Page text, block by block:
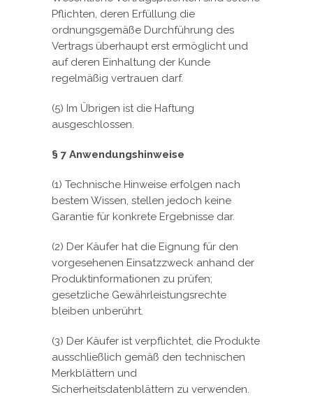
Pflichten, deren Erfüllung die
ordnungsgemäße Durchführung des
Vertrags überhaupt erst ermöglicht und
auf deren Einhaltung der Kunde
regelmäßig vertrauen darf.
(5) Im Übrigen ist die Haftung
ausgeschlossen.
§ 7 Anwendungshinweise
(1) Technische Hinweise erfolgen nach
bestem Wissen, stellen jedoch keine
Garantie für konkrete Ergebnisse dar.
(2) Der Käufer hat die Eignung für den
vorgesehenen Einsatzzweck anhand der
Produktinformationen zu prüfen;
gesetzliche Gewährleistungsrechte
bleiben unberührt.
(3) Der Käufer ist verpflichtet, die Produkte
ausschließlich gemäß den technischen
Merkblättern und
Sicherheitsdatenblättern zu verwenden.